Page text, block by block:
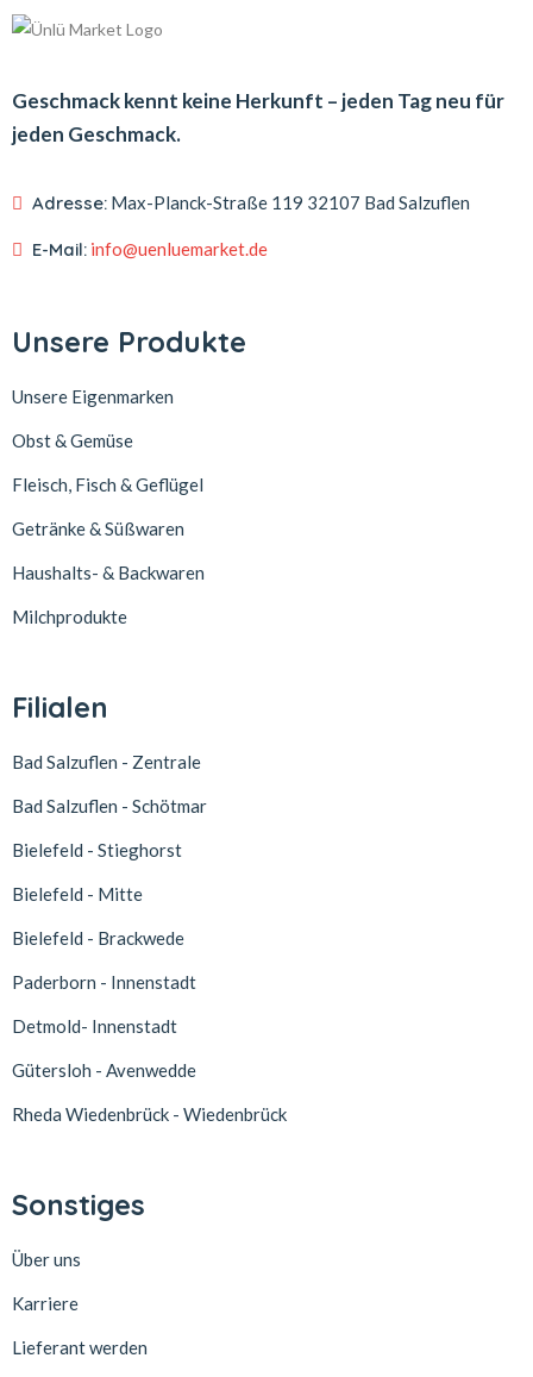
Geschmack kennt keine Herkunft – jeden Tag neu für
jeden Geschmack.
Adresse: Max-Planck-Straße 119 32107 Bad Salzuflen
E-Mail: info@uenluemarket.de
Unsere Produkte
Unsere Eigenmarken
Obst & Gemüse
Fleisch, Fisch & Geflügel
Getränke & Süßwaren
Haushalts- & Backwaren
Milchprodukte
Filialen
Bad Salzuflen - Zentrale
Bad Salzuflen - Schötmar
Bielefeld - Stieghorst
Bielefeld - Mitte
Bielefeld - Brackwede
Paderborn - Innenstadt
Detmold- Innenstadt
Gütersloh - Avenwedde
Rheda Wiedenbrück - Wiedenbrück
Sonstiges
Über uns
Karriere
Lieferant werden